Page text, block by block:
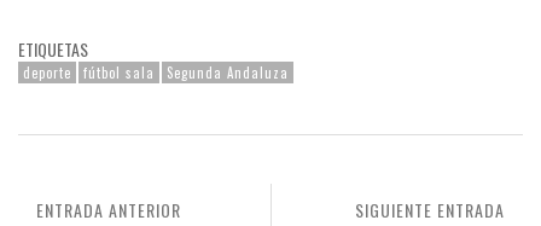
ETIQUETAS
deporte fútbol sala Segunda Andaluza
SIGUIENTE ENTRADA
ENTRADA ANTERIOR